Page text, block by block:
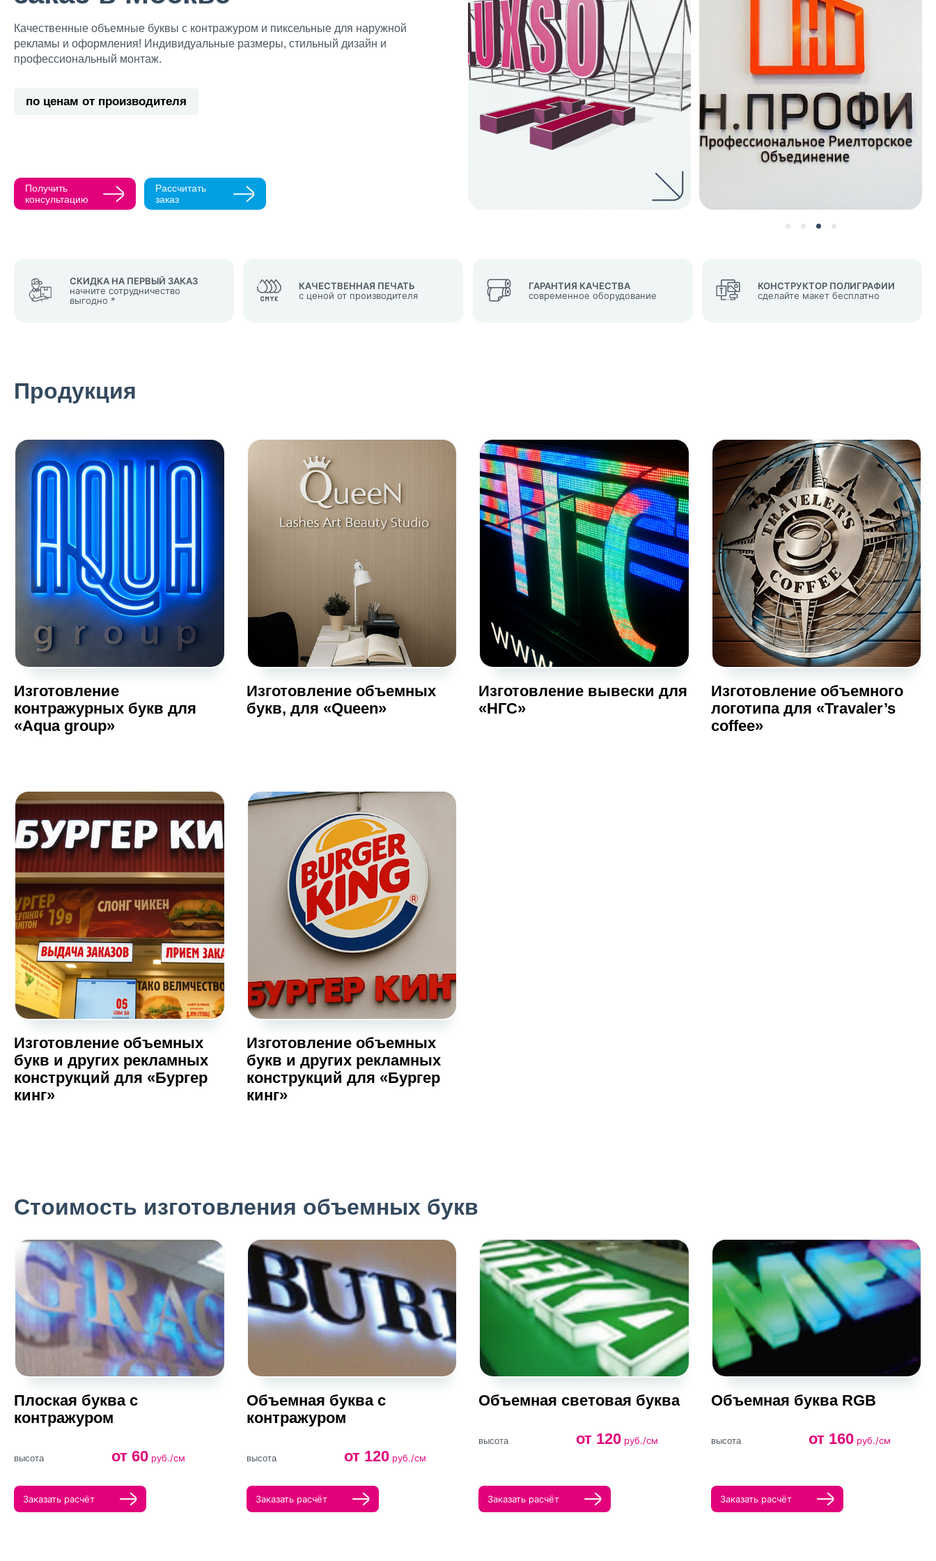
Качественные объемные буквы с контражуром и пиксельные для наружной
рекламы и оформления! Индивидуальные размеры, стильный дизайн и
профессиональный монтаж.
по ценам от производителя
Получить
консультацию
Рассчитать
заказ
СКИДКА НА ПЕРВЫЙ ЗАКАЗ
начните сотрудничество
выгодно *
КАЧЕСТВЕННАЯ ПЕЧАТЬ
с ценой от производителя
ГАРАНТИЯ КАЧЕСТВА
современное оборудование
КОНСТРУКТОР ПОЛИГРАФИИ
сделайте макет бесплатно
Продукция
Изготовление
контражурных букв для
«Aqua group»
Изготовление объемных
букв, для «Queen»
Изготовление вывески для
«НГС»
Изготовление объемного
логотипа для «Travaler’s
coffee»
Изготовление объемных
букв и других рекламных
конструкций для «Бургер
кинг»
Изготовление объемных
букв и других рекламных
конструкций для «Бургер
кинг»
Стоимость изготовления объемных букв
Плоская буква с
контражуром
высота от 60 руб./см
Заказать расчёт
Объемная буква с
контражуром
высота от 120руб./см
Заказать расчёт
Объемная световая буква
высота от 120 руб./см
Заказать расчёт
Объемная буква RGB
высота от 160руб./см
Заказать расчёт
Нажимая кнопку "Оставить заявку", я даю согласие на
обработку персональных данных и согласие с
политикой конфиденциальности